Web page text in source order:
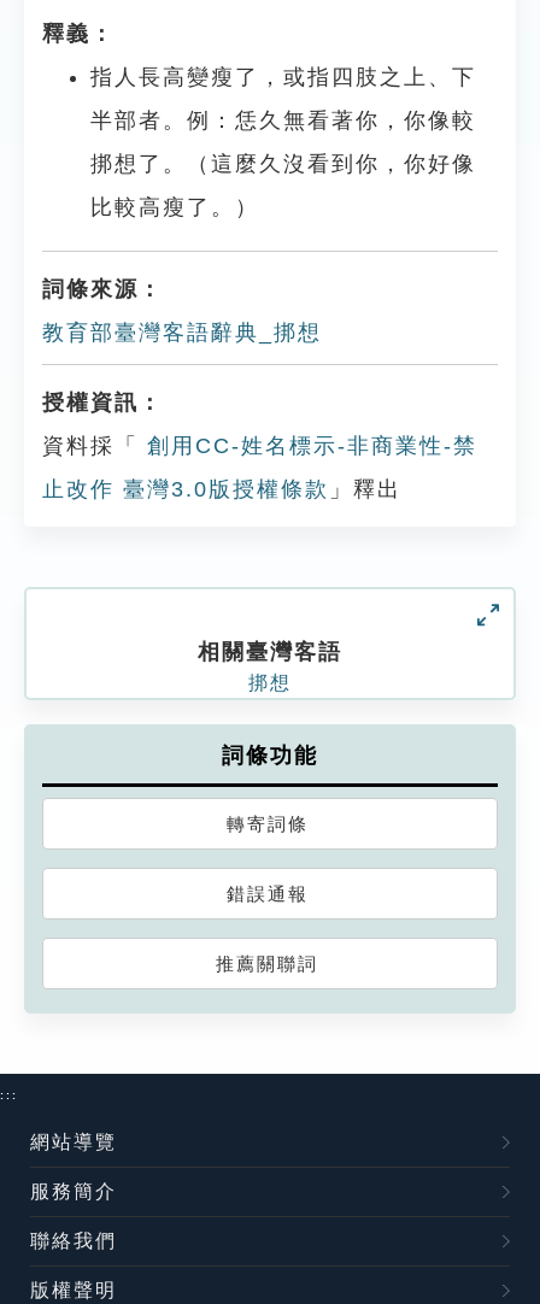
釋義：
指人長高變瘦了，或指四肢之上、下
半部者。例：恁久無看著你，你像較
挷想了。（這麼久沒看到你，你好像
比較高瘦了。）
詞條來源：
教育部臺灣客語辭典_挷想
授權資訊：
資料採「
創用CC-姓名標示-非商業性-禁
止改作 臺灣3.0版授權條款 」釋出
相關臺灣客語
挷想
詞條功能
轉寄詞條
錯誤通報
推薦關聯詞
:::
網站導覽
服務簡介
聯絡我們
版權聲明